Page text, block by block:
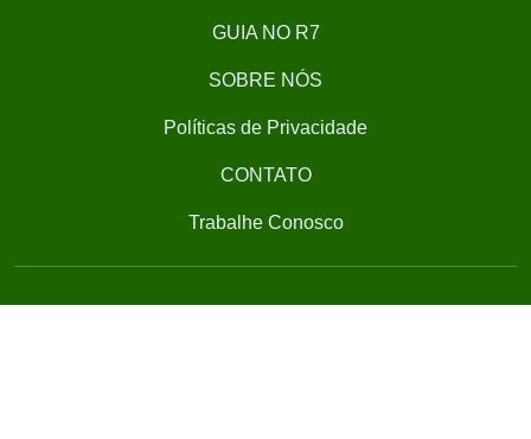
GUIA NO R7
SOBRE NÓS
Políticas de Privacidade
CONTATO
Trabalhe Conosco